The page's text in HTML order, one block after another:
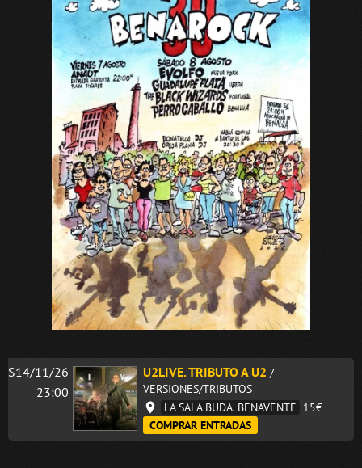
S14/11/26
23:00
U2LIVE. TRIBUTO A U2 /
VERSIONES/TRIBUTOS
LA SALA BUDA. BENAVENTE 15€
COMPRAR ENTRADAS